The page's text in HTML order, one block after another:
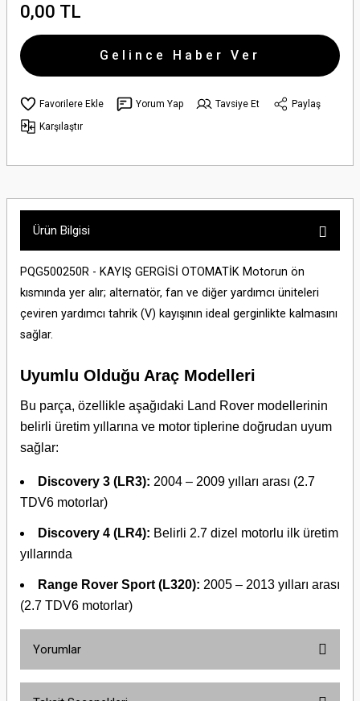
0,00 TL
Gelince Haber Ver
Yorum Yap Tavsiye Et
Paylaş
Karşılaştır
Ürün Bilgisi
PQG500250R - KAYIŞ GERGİSİ OTOMATİK Motorun ön
kısmında yer alır; alternatör, fan ve diğer yardımcı üniteleri
çeviren yardımcı tahrik (V) kayışının ideal gerginlikte kalmasını
sağlar.
Uyumlu Olduğu Araç Modelleri
Bu parça, özellikle aşağıdaki Land Rover modellerinin
belirli üretim yıllarına ve motor tiplerine doğrudan uyum
sağlar:
Discovery 3 (LR3): 2004 – 2009 yılları arası (2.7
TDV6 motorlar)
Discovery 4 (LR4): Belirli 2.7 dizel motorlu ilk üretim
yıllarında
Range Rover Sport (L320): 2005 – 2013 yılları arası
(2.7 TDV6 motorlar)
Yorumlar